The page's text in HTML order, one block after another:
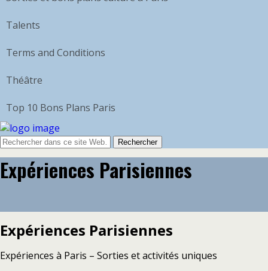
Talents
Terms and Conditions
Théâtre
Top 10 Bons Plans Paris
Expériences Parisiennes
Expériences Parisiennes
Expériences à Paris – Sorties et activités uniques